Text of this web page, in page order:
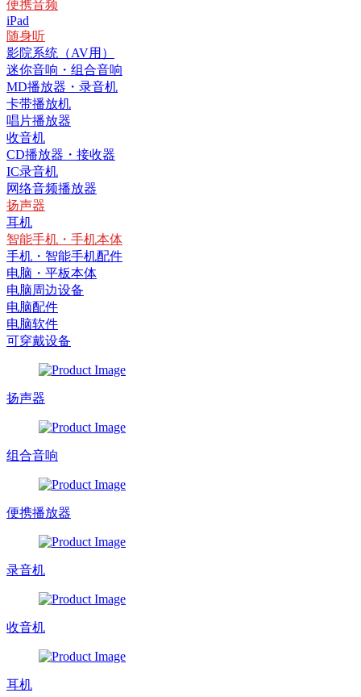
便携音频
iPad
随身听
影院系统（AV用）
迷你音响・组合音响
MD播放器・录音机
卡带播放机
唱片播放器
收音机
CD播放器・接收器
IC录音机
网络音频播放器
扬声器
耳机
智能手机・手机本体
手机・智能手机配件
电脑・平板本体
电脑周边设备
电脑配件
电脑软件
可穿戴设备
扬声器
组合音响
便携播放器
录音机
收音机
耳机